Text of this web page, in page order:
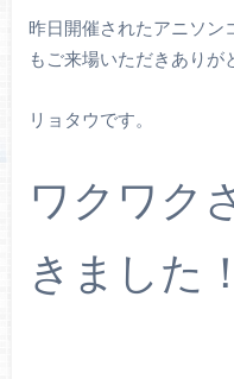
昨日開催されたアニソン
もご来場いただきありが
リョタウです。
ワクワク
きました！